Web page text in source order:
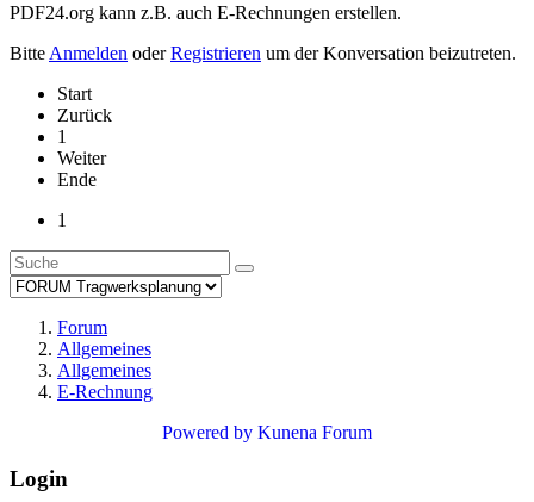
PDF24.org kann z.B. auch E-Rechnungen erstellen.
Bitte Anmelden oderRegistrieren um der Konversation beizutreten.
Start
Zurück
1
Weiter
Ende
1
Forum
Allgemeines
Allgemeines
E-Rechnung
Powered by Kunena Forum
Login